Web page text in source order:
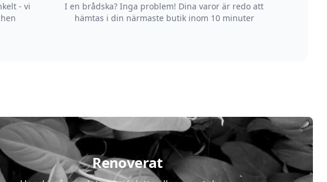
- vi
I en brådska? Inga problem! Dina varor är redo att
hämtas i din närmaste butik inom 10 minuter
Renoverat